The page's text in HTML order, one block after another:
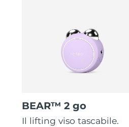
BEAR™ 2 go
Il lifting viso tascabile.